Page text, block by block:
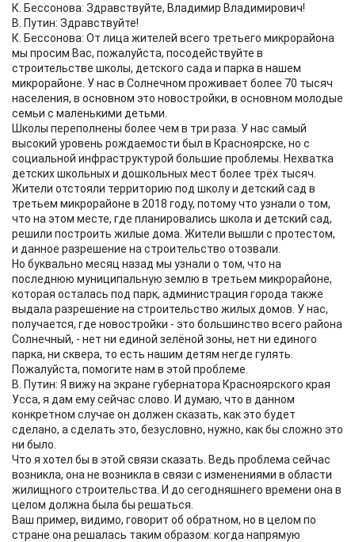
К. Бессонова: Здравствуйте, Владимир Владимирович!
В. Путин: Здравствуйте!
К. Бессонова: От лица жителей всего третьего микрорайона
мы просим Вас, пожалуйста, посодействуйте в
строительстве школы, детского сада и парка в нашем
микрорайоне. У нас в Солнечном проживает более 70 тысяч
населения, в основном это новостройки, в основном молодые
семьи с маленькими детьми.
Школы переполнены более чем в три раза. У нас самый
высокий уровень рождаемости был в Красноярске, но с
социальной инфраструктурой большие проблемы. Нехватка
детских школьных и дошкольных мест более трёх тысяч.
Жители отстояли территорию под школу и детский сад в
третьем микрорайоне в 2018 году, потому что узнали о том,
что на этом месте, где планировались школа и детский сад,
решили построить жилые дома. Жители вышли с протестом,
и данное разрешение на строительство отозвали.
Но буквально месяц назад мы узнали о том, что на
последнюю муниципальную землю в третьем микрорайоне,
которая осталась под парк, администрация города также
выдала разрешение на строительство жилых домов. У нас,
получается, где новостройки - это большинство всего района
Солнечный, - нет ни единой зелёной зоны, нет ни единого
парка, ни сквера, то есть нашим детям негде гулять.
Пожалуйста, помогите нам в этой проблеме.
В. Путин: Я вижу на экране губернатора Красноярского края
Усса, я дам ему сейчас слово. И думаю, что в данном
конкретном случае он должен сказать, как это будет
сделано, а сделать это, безусловно, нужно, как бы сложно это
ни было.
Что я хотел бы в этой связи сказать. Ведь проблема сейчас
возникла, она не возникла в связи с изменениями в области
жилищного строительства. И до сегодняшнего времени она в
целом должна была бы решаться.
Ваш пример, видимо, говорит об обратном, но в целом по
стране она решалась таким образом: когда напрямую